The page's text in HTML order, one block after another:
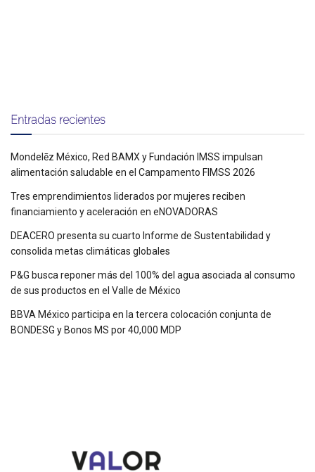
Entradas recientes
Mondelēz México, Red BAMX y Fundación IMSS impulsan
alimentación saludable en el Campamento FIMSS 2026
Tres emprendimientos liderados por mujeres reciben
financiamiento y aceleración en eNOVADORAS
DEACERO presenta su cuarto Informe de Sustentabilidad y
consolida metas climáticas globales
P&G busca reponer más del 100% del agua asociada al consumo
de sus productos en el Valle de México
BBVA México participa en la tercera colocación conjunta de
BONDESG y Bonos MS por 40,000 MDP